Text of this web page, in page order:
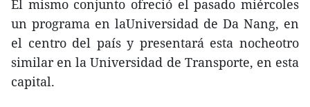
El mismo conjunto ofreció el pasado miércoles
un programa en laUniversidad de Da Nang, en
el centro del país y presentará esta nocheotro
similar en la Universidad de Transporte, en esta
capital.